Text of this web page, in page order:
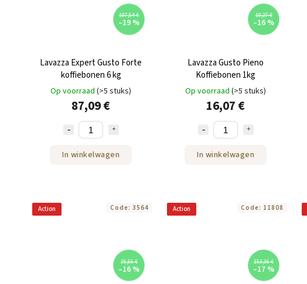
107,54 €
–19 %
Lavazza Expert Gusto Forte
koffiebonen 6 kg
Op voorraad (>5 stuks)
87,09 €
In winkelwagen
19,27 €
–16 %
Lavazza Gusto Pieno
Koffiebonen 1kg
Op voorraad (>5 stuks)
16,07 €
In winkelwagen
Action
25,56 €
–16 %
Code: 3564 Action
153,36 €
–17 %
Code: 11808